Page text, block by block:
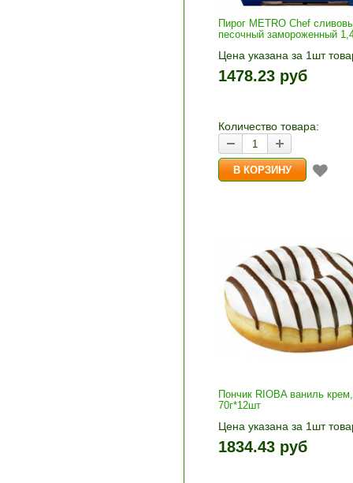
Пирог METRO Chef
песочный замороженный
Цена указана за 1шт
1шт прибавляется
и «-». Выберите нужное
1478.23 руб
Количество товара:
Пончик RIOBA ваниль крем,
70г*12шт
Цена указана за 1шт
1шт прибавляется
и «-». Выберите нужное
1834.43 руб